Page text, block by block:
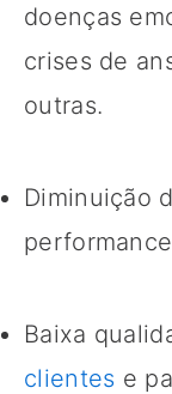
doenças
crises de
outras.
Diminuição
Baixa
clientes e